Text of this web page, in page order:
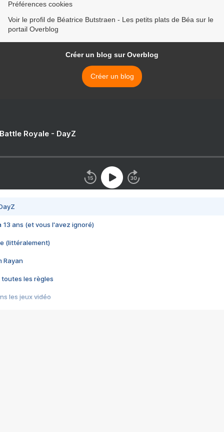
Préférences cookies
Voir le profil de Béatrice Butstraen - Les petits plats de Béa sur le
portail Overblog
Créer un blog sur Overblog
Créer un blog
Royale - DayZ
13 ans (et vous l'avez ignoré)
(littéralement)
Rayan
toutes les règles
les jeux vidéo